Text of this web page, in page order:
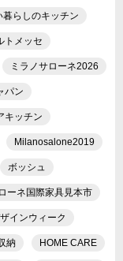
暮らしのキッチン
トメッセ
ミラノサローネ2026
パン
キッチン
Milanosalone2019
ボッシュ
ーネ国際家具見本市
インウィーク
納 HOME CARE